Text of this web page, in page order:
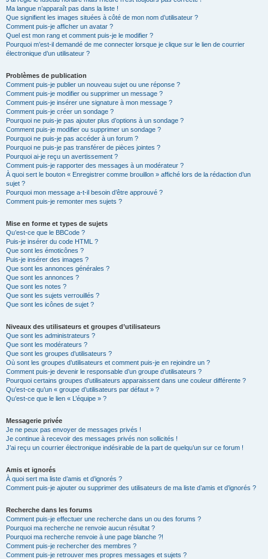
Ma langue n’apparaît pas dans la liste !
Que signifient les images situées à côté de mon nom d’utilisateur ?
Comment puis-je afficher un avatar ?
Quel est mon rang et comment puis-je le modifier ?
Pourquoi m’est-il demandé de me connecter lorsque je clique sur le lien de courrier
électronique d’un utilisateur ?
Problèmes de publication
Comment puis-je publier un nouveau sujet ou une réponse ?
Comment puis-je modifier ou supprimer un message ?
Comment puis-je insérer une signature à mon message ?
Comment puis-je créer un sondage ?
Pourquoi ne puis-je pas ajouter plus d’options à un sondage ?
Comment puis-je modifier ou supprimer un sondage ?
Pourquoi ne puis-je pas accéder à un forum ?
Pourquoi ne puis-je pas transférer de pièces jointes ?
Pourquoi ai-je reçu un avertissement ?
Comment puis-je rapporter des messages à un modérateur ?
À quoi sert le bouton « Enregistrer comme brouillon » affiché lors de la rédaction d’un
sujet ?
Pourquoi mon message a-t-il besoin d’être approuvé ?
Comment puis-je remonter mes sujets ?
Mise en forme et types de sujets
Qu’est-ce que le BBCode ?
Puis-je insérer du code HTML ?
Que sont les émoticônes ?
Puis-je insérer des images ?
Que sont les annonces générales ?
Que sont les annonces ?
Que sont les notes ?
Que sont les sujets verrouillés ?
Que sont les icônes de sujet ?
Niveaux des utilisateurs et groupes d’utilisateurs
Que sont les administrateurs ?
Que sont les modérateurs ?
Que sont les groupes d’utilisateurs ?
Où sont les groupes d’utilisateurs et comment puis-je en rejoindre un ?
Comment puis-je devenir le responsable d’un groupe d’utilisateurs ?
Pourquoi certains groupes d’utilisateurs apparaissent dans une couleur différente ?
Qu’est-ce qu’un « groupe d’utilisateurs par défaut » ?
Qu’est-ce que le lien « L’équipe » ?
Messagerie privée
Je ne peux pas envoyer de messages privés !
Je continue à recevoir des messages privés non sollicités !
J’ai reçu un courrier électronique indésirable de la part de quelqu’un sur ce forum !
Amis et ignorés
À quoi sert ma liste d’amis et d’ignorés ?
Comment puis-je ajouter ou supprimer des utilisateurs de ma liste d’amis et d’ignorés ?
Recherche dans les forums
Comment puis-je effectuer une recherche dans un ou des forums ?
Pourquoi ma recherche ne renvoie aucun résultat ?
Pourquoi ma recherche renvoie à une page blanche ?!
Comment puis-je rechercher des membres ?
Comment puis-je retrouver mes propres messages et sujets ?